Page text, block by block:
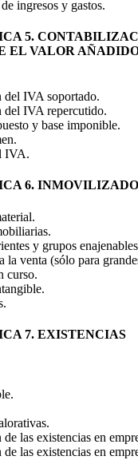
ingresos y gastos.
5.
EL VALOR
del IVA soportado.
del IVA repercutido.
y base imponible.
IVA.
6. INMOVILIZADO
y grupos
la venta (sólo para
curso.
7. EXISTENCIAS
las existencias en
las existencias en